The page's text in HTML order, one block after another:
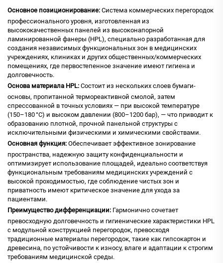
Основное позиционирование: Система коммерческих перегородок
профессионального уровня, изготовленная из
высококачественных панелей из высоконапорной
ламинированной фанеры (HPL), специально разработанная для
создания независимых функциональных зон в медицинских
учреждениях, клиниках и других общественных/коммерческих
помещениях, где первостепенное значение имеют гигиена и
долговечность.
Основа материала HPL: Состоит из нескольких слоев бумаги-
основы, пропитанной термореактивной смолой, затем
спрессованной в точных условиях — при высокой температуре
(150–180 °C) и высоком давлении (800–1200 бар), — что приводит к
образованию плотной, прочной панельной структуры с
исключительными физическими и химическими свойствами.
Основная функция: Обеспечивает эффективное зонирование
пространства, надежную защиту конфиденциальности и
оптимизирует использование площадей, идеально соответствуя
функциональным требованиям медицинских учреждений с
высокой проходимостью, где соблюдение чистых зон и
приватность имеют критическое значение для ухода за
пациентами.
Преимущество дифференциации: Гармонично сочетает
превосходную долговечность и гигиенические характеристики HPL
с модульной конструкцией перегородок, превосходя
традиционные материалы перегородок, такие как гипсокартон и
древесина, по устойчивости к износу, влаге и адаптации к строгим
требованиям медицинской среды.